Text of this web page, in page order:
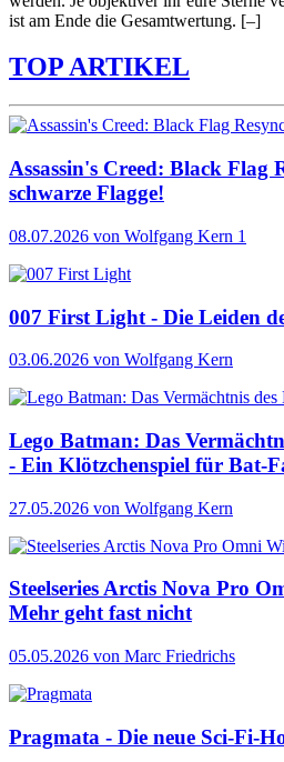
ist am Ende die Gesamtwertung. [–]
TOP ARTIKEL
Assassin's Creed: Black Flag
schwarze Flagge!
08.07.2026 von Wolfgang Kern 1
007 First Light - Die Leiden
03.06.2026 von Wolfgang Kern
Lego Batman: Das
- Ein Klötzchenspiel für Bat-
27.05.2026 von Wolfgang Kern
Steelseries Arctis Nova Pro
Mehr geht fast nicht
05.05.2026 von Marc Friedrichs
Pragmata - Die neue Sci-Fi-